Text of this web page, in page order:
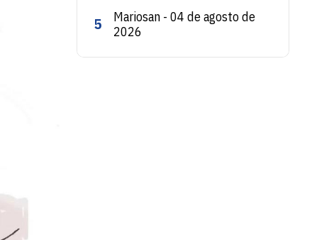
5
Mariosan - 04 de agosto de
2026